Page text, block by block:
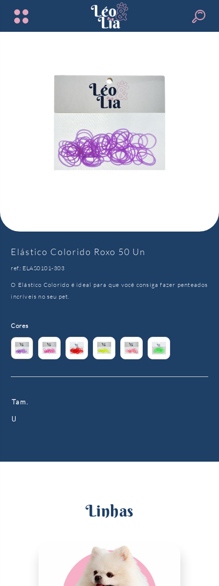
Elástico Colorido Roxo 50 Un
ref.: ELAS0101-303
O Elástico Colorido é ideal para que você consiga fazer penteados
incríveis no seu pet.
Cores
Tam.
U
Linhas